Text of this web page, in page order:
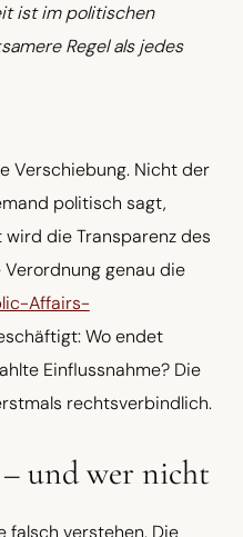
ist im politischen
Regel als jedes
Verschiebung. Nicht der
politisch sagt,
wird die Transparenz des
genau die
Affairs-
Wo endet
Einflussnahme? Die
rechtsverbindlich.
und wer nicht
falsch verstehen. Die